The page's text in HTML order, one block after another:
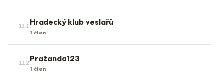
111.Hradecký klub veslařů
1 člen
112.Pražanda123
1 člen